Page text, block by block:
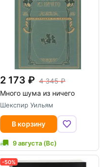
2 173
4 345
Много шума из ничего
Шекспир Уильям
В корзину
9 августа (Вс)
-50%